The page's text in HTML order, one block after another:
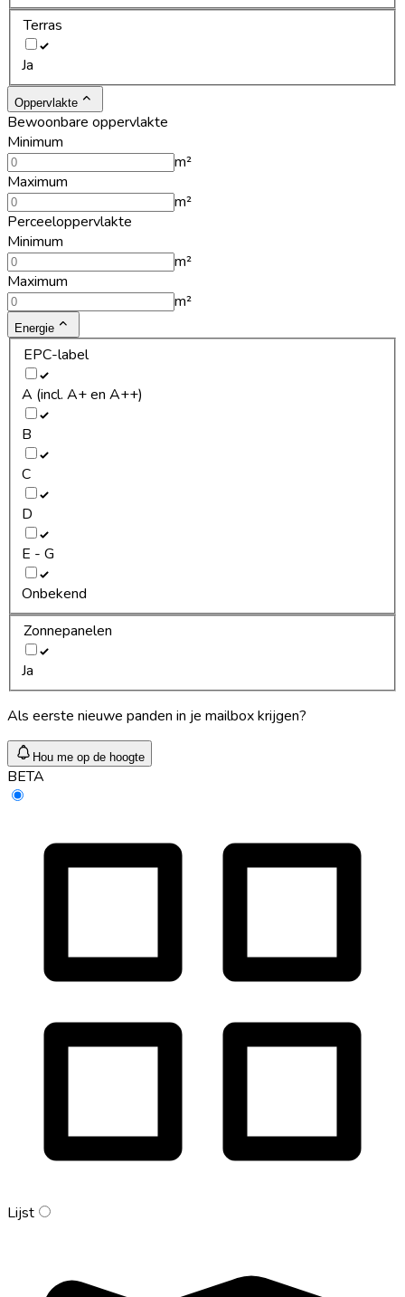
Terras
Ja
Oppervlakte
Bewoonbare oppervlakte
Minimum
m²
Maximum
m²
Perceeloppervlakte
Minimum
m²
Maximum
m²
Energie
EPC-label
A (incl. A+ en A++)
B
C
D
E - G
Onbekend
Zonnepanelen
Ja
Als eerste nieuwe panden in je mailbox krijgen?
Hou me op de hoogte
BETA
Lijst